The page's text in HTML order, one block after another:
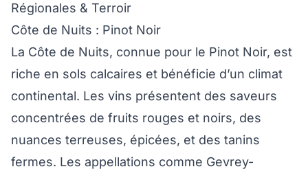
Régionales & Terroir
Côte de Nuits : Pinot Noir
La Côte de Nuits, connue pour le Pinot Noir, est
riche en sols calcaires et bénéficie d’un climat
continental. Les vins présentent des saveurs
concentrées de fruits rouges et noirs, des
nuances terreuses, épicées, et des tanins
fermes. Les appellations comme Gevrey-